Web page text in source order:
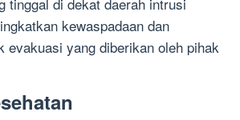
kewaspadaan dan
evakuasi yang diberikan oleh pihak